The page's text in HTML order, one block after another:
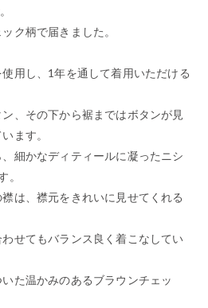
ク柄で届きました。
用し、1年を通して着用いただける
、その下から裾まではボタンが見
ます。
細かなディティールに凝ったニシ
。
は、襟元をきれいに見せてくれる
せてもバランス良く着こなしてい
た温かみのあるブラウンチェッ